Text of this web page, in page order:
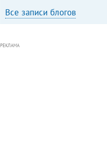
Все записи блогов
РЕКЛАМА